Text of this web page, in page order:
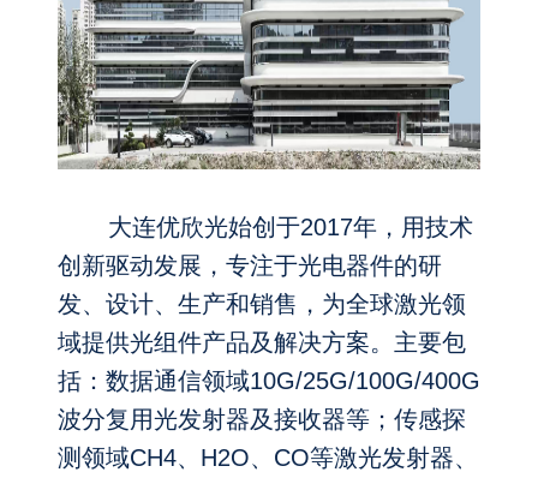
大连优欣光始创于2017年，用技术
创新驱动发展，专注于光电器件的研
发、设计、生产和销售，为全球激光领
域提供光组件产品及解决方案。主要包
括：数据通信领域10G/25G/100G/400G
波分复用光发射器及接收器等；传感探
测领域CH4、H2O、CO等激光发射器、